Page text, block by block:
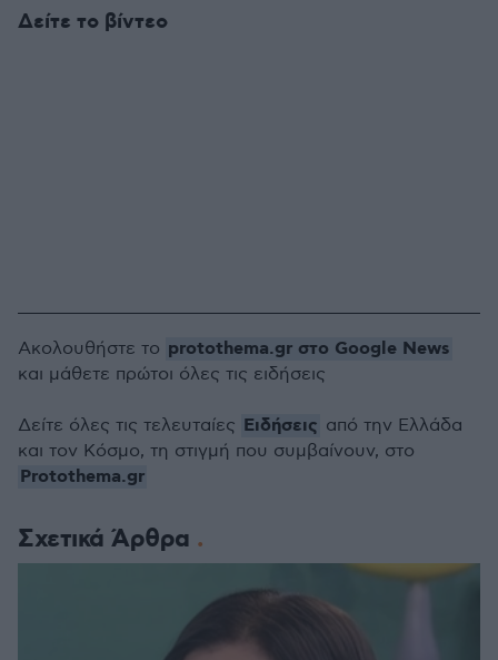
Δείτε το βίντεο
Σχετικά Άρθρα
Ακολουθήστε το protothema.gr στο Google News
και μάθετε πρώτοι όλες τις ειδήσεις
Δείτε όλες τις τελευταίες Ειδήσεις από την Ελλάδα
και τον Κόσμο, τη στιγμή που συμβαίνουν, στο
Protothema.gr